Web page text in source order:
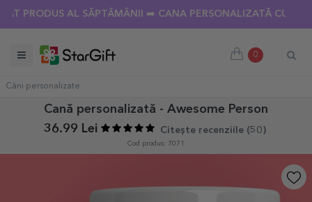
AL SĂPTĂMÂNII ➡️ CANA PERSONALIZATĂ CU 18 POZE
0
Căni personalizate
Cană personalizată - Awesome Person
36.99 Lei
Citește recenziile (50 )
Cod produs: 7071